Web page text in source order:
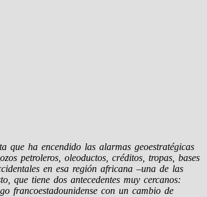
que ha encendido las alarmas geoestratégicas
petroleros, oleoductos, créditos, tropas, bases
en esa región africana –una de las
que tiene dos antecedentes muy cercanos:
francoestadounidense con un cambio de